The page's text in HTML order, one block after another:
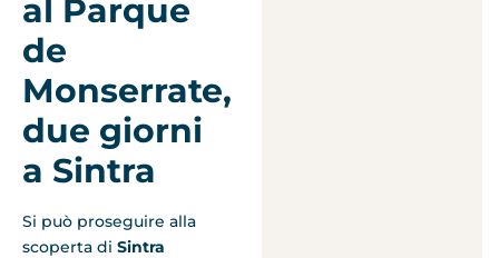
al Parque
de
Monserrate,
due giorni
a Sintra
Si può proseguire alla
scoperta di Sintra